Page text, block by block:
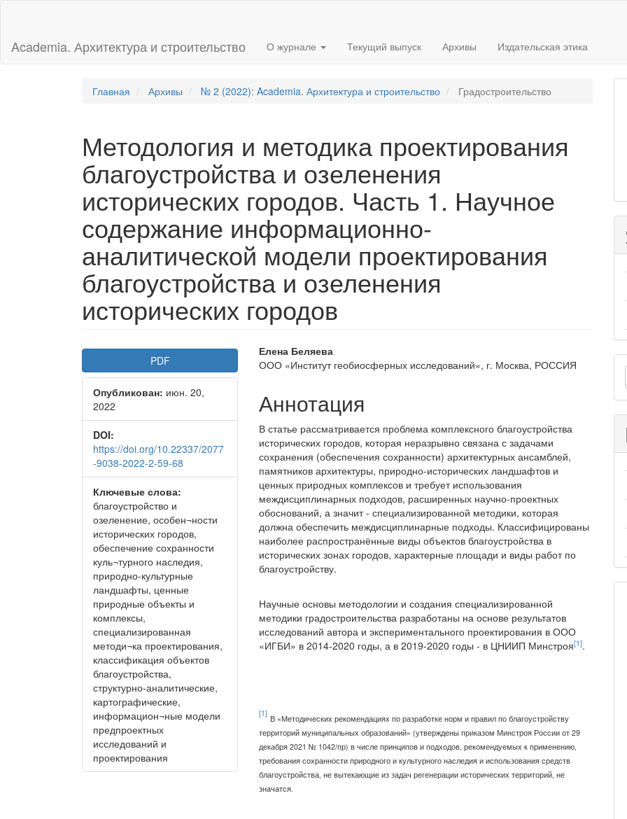
Основное
содержимое
Academia. Архитектура и строительство О журнале Текущий выпуск Архивы Издательская этика
Главная Архивы № 2 (2022): Academia. Архитектура и строительство Градостроительство
Методология и методика проектирования
благоустройства и озеленения
исторических городов. Часть 1. Научное
содержание информационно-
аналитической модели проектирования
благоустройства и озеленения
исторических городов
Боковая
панель
статьи
PDF
Опубликован: июн. 20,
2022
DOI:
https://doi.org/10.22337/2077
-9038-2022-2-59-68
Ключевые слова:
благоустройство и
озеленение, особен¬ности
исторических городов,
обеспечение сохранности
куль¬турного наследия,
природно-культурные
ландшафты, ценные
природные объекты и
комплексы,
специализированная
методи¬ка проектирования,
классификация объектов
благоустройства,
структурно-аналитические,
картографические,
информацион¬ные модели
предпроектных
исследований и
проектирования
Основное
содержимое
статьи
Елена Беляева
ООО «Институт геобиосферных исследований», г. Москва, РОССИЯ
Аннотация
В статье рассматривается проблема комплексного благо­устройства
исторических городов, которая неразрывно связана с задачами
сохранения (обеспечения сохранности) архитектур­ных ансамблей,
памятников архитектуры, природно-историче­ских ландшафтов и
ценных природных комплексов и требует использования
междисциплинарных подходов, расширенных научно-проектных
обоснований, а значит - специализированной методики, которая
должна обеспечить междисциплинарные подходы. Классифицированы
наиболее распространённые виды объектов благоустройства в
исторических зонах городов, характерные площади и виды работ по
благоустройству.
Научные основы методологии и создания специализиро­ванной
методики градостроительства разработаны на основе результатов
исследований автора и экспериментального про­ектирования в ООО
«ИГБИ» в 2014-2020 годы, а в 2019-2020 годы - в ЦНИИП Минстроя[1].
[1]
В «Методических рекомендациях по разработке норм и правил по благоустройству
территорий муниципальных образований» (утверждены приказом Минстроя России от 29
декабря 2021 № 1042/пр) в числе принципов и подходов, рекомендуемых к применению,
требования сохранности при­родного и культурного наследия и использования средств
благоустройства, не вытекающие из задач регенерации исторических территорий, не
значатся.